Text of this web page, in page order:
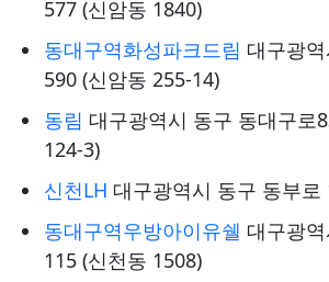
577 (신암동 1840)
동대구역화성파크드림 대구광
590 (신암동 255-14)
동림 대구광역시 동구 동대구로
124-3)
신천LH 대구광역시 동구 동부로
동대구역우방아이유쉘 대구광
115 (신천동 1508)